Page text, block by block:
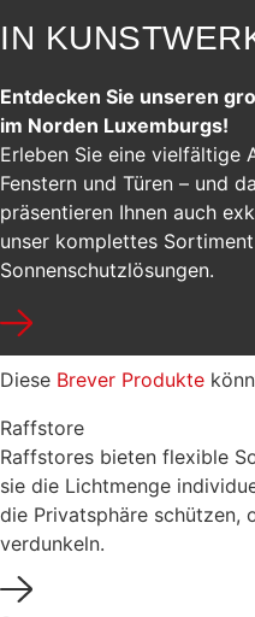
IN
Entdecken Sie unseren
im Norden Luxemburgs!
Erleben Sie eine vielfältige
Fenstern und Türen – und
präsentieren Ihnen auch
unser komplettes
Sonnenschutzlösungen.
Diese Brever Produkte
Raffstore
Raffstores bieten flexible
sie die Lichtmenge
die Privatsphäre schützen,
verdunkeln.